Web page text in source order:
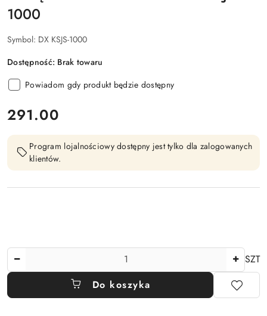
1000
Symbol: DX KSJS-1000
Dostępność: Brak towaru
Powiadom gdy produkt będzie dostępny
cena:
291.00
Program lojalnościowy dostępny jest tylko dla zalogowanych
klientów.
SZT
Do koszyka